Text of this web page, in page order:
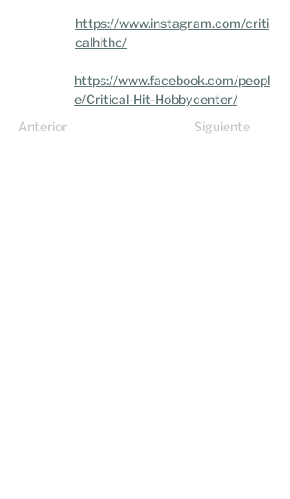
https://www.instagram.com/criti
calhithc/
https://www.facebook.com/peopl
e/Critical-Hit-Hobbycenter/
Anterior
Siguiente